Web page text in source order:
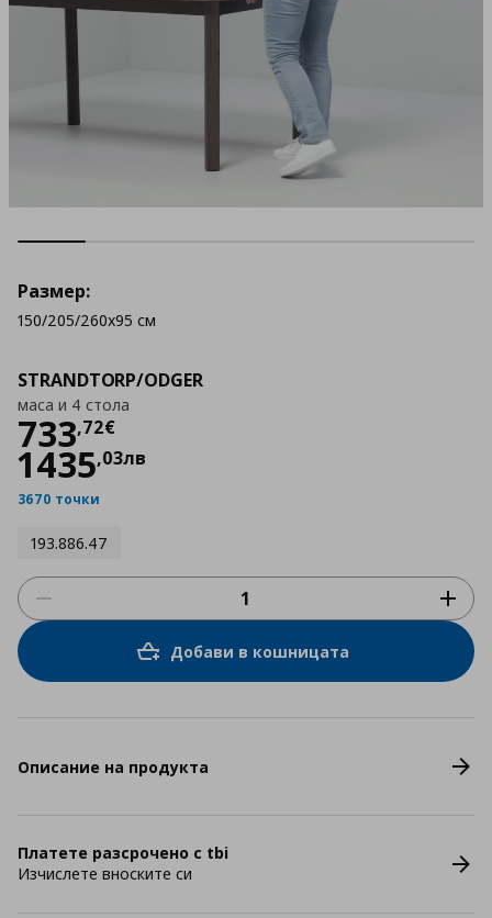
STRANDTORP/ODGER
маса и 4 стола
733,72€
Цена
1435,03лв
3670 точки
193.886.47
Размер:
150/205/260x95 см
Добави в кошницата
Описание на продукта
Платете разсрочено с tbi
Изчислете вноските си